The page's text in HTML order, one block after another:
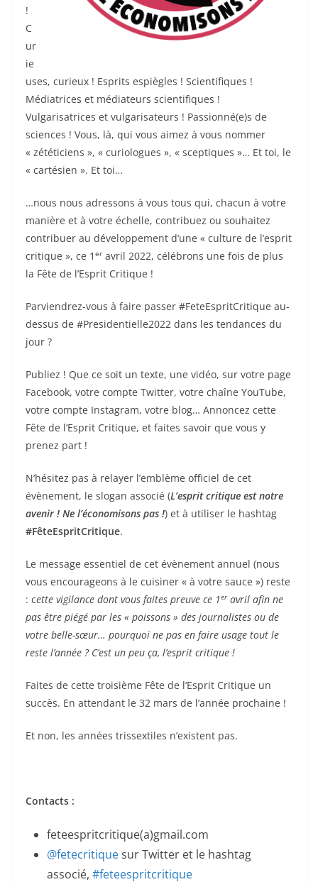
!
C
ur
ie
uses, curieux ! Esprits espiègles ! Scientifiques !
Médiatrices et médiateurs scientifiques !
Vulgarisatrices et vulgarisateurs ! Passionné(e)s de
sciences ! Vous, là, qui vous aimez à vous nommer
« zététiciens », « curiologues », « sceptiques »… Et toi, le
« cartésien ». Et toi…
…nous nous adressons à vous tous qui, chacun à votre
manière et à votre échelle, contribuez ou souhaitez
contribuer au développement d’une « culture de l’esprit
critique », ce 1 er avril 2022, célébrons une fois de plus
la Fête de l’Esprit Critique !
Parviendrez-vous à faire passer #FeteEspritCritique au-
dessus de #Presidentielle2022 dans les tendances du
jour ?
Publiez ! Que ce soit un texte, une vidéo, sur votre page
Facebook, votre compte Twitter, votre chaîne YouTube,
votre compte Instagram, votre blog… Annoncez cette
Fête de l’Esprit Critique, et faites savoir que vous y
prenez part !
N’hésitez pas à relayer l’emblème officiel de cet
évènement, le slogan associé (L’esprit critique est notre
avenir ! Ne l’économisons pas !) et à utiliser le hashtag
#FêteEspritCritique.
Le message essentiel de cet évènement annuel (nous
vous encourageons à le cuisiner « à votre sauce ») reste
: cette vigilance dont vous faites preuve ce 1er avril afin ne
pas être piégé par les « poissons » des journalistes ou de
votre belle-sœur… pourquoi ne pas en faire usage tout le
reste l’année ? C’est un peu ça, l’esprit critique !
Faites de cette troisième Fête de l’Esprit Critique un
succès. En attendant le 32 mars de l’année prochaine !
Et non, les années trissextiles n’existent pas.
Contacts :
feteespritcritique(a)gmail.com
@fetecritiquesur Twitter et le hashtag
associé, #feteespritcritique